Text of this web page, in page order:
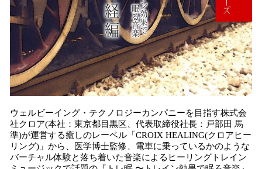
ウェルビーイング・テクノロジーカンパニーを目指す株式会
社クロア(本社：東京都目黒区、代表取締役社長：戸部田 馬
準)が運営する癒しのレーベル「CROIX HEALING(クロアヒー
リング)」から、医学博士監修、電車に乗っているかのような
バーチャル体験と落ち着いた音楽によるヒーリングトレイン